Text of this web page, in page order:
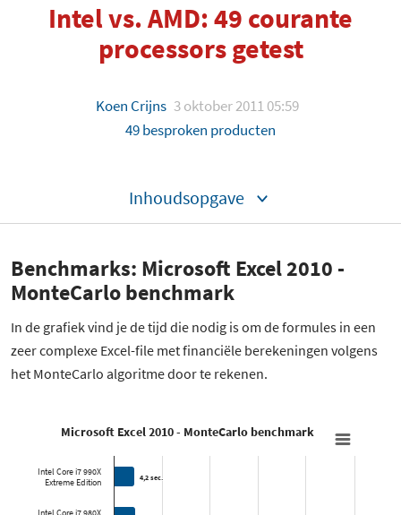
Intel vs. AMD: 49 courante
processors getest
Koen Crijns 3 oktober 2011 05:59
49 besproken producten
Inhoudsopgave
Benchmarks: Microsoft Excel 2010 -
MonteCarlo benchmark
In de grafiek vind je de tijd die nodig is om de formules in een
zeer complexe Excel-file met financiële berekeningen volgens
het MonteCarlo algoritme door te rekenen.
Microsoft Excel 2010 - MonteCarlo benchmark
4,2 sec.
4,2 sec.
Intel Core i7 990X
Extreme Edition